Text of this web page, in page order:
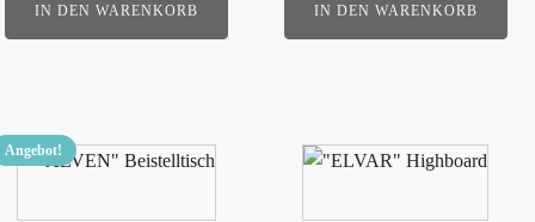
IN DEN WARENKORB IN DEN WARENKORB
Angebot!